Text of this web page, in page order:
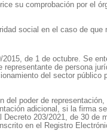
su comprobación por el
social en el caso de que
de 1 de octubre. Se
de persona
del sector
del poder de
adicional, si la firma
203/2021, de 30 de
en el Registro